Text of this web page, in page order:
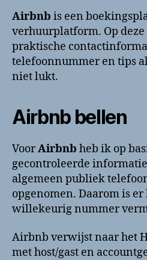
Airbnb is een
verhuurplatform. Op
praktische
telefoonnummer en tips
niet lukt.
Airbnb bellen
VoorAirbnb heb ik op
gecontroleerde
algemeen publiek
opgenomen. Daarom is er
willekeurig nummer
Airbnb verwijst naar het
met host/gast en